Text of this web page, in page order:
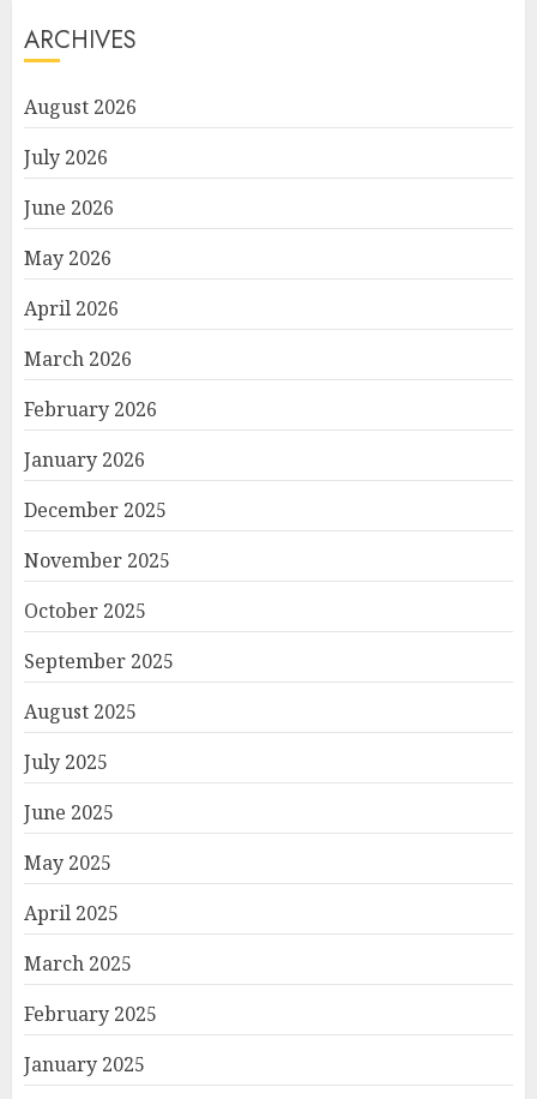
ARCHIVES
August 2026
July 2026
June 2026
May 2026
April 2026
March 2026
February 2026
January 2026
December 2025
November 2025
October 2025
September 2025
August 2025
July 2025
June 2025
May 2025
April 2025
March 2025
February 2025
January 2025